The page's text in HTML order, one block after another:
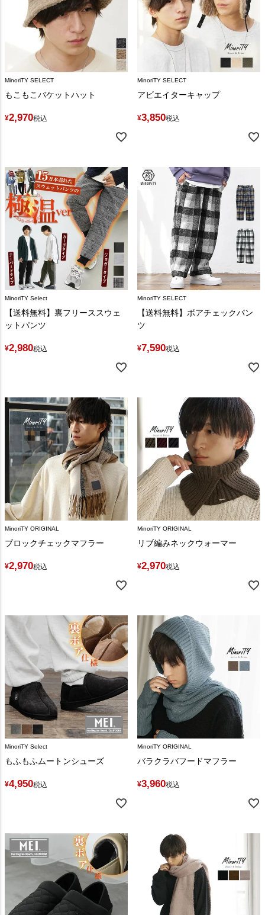
MinoriTY SELECT
もこもこバケットハット
¥2,970税込
MinoriTY SELECT
アビエイターキャップ
¥3,850税込
MinoriTY Select
【送料無料】裏フリーススウェ
ットパンツ
¥2,980税込
MinoriTY SELECT
【送料無料】ボアチェックパン
ツ
¥7,590税込
MinoriTY ORIGINAL
ブロックチェックマフラー
¥2,970税込
MinoriTY ORIGINAL
リブ編みネックウォーマー
¥2,970税込
MinoriTY Select
もふもふムートンシューズ
¥4,950税込
MinoriTY ORIGINAL
バラクラバフードマフラー
¥3,960税込